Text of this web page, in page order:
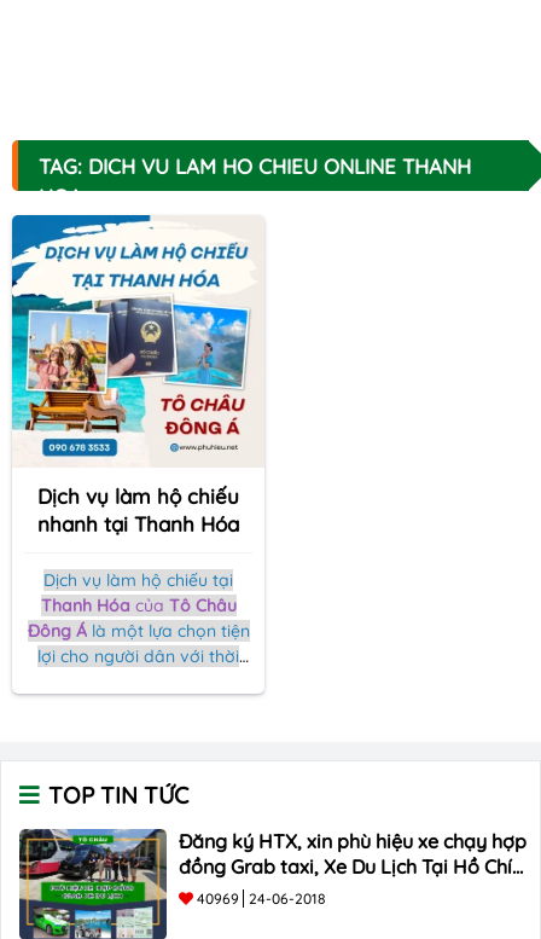
TAG: DICH VU LAM HO CHIEU ONLINE THANH
HOA
Dịch vụ làm hộ chiếu
nhanh tại Thanh Hóa
Dịch vụ làm hộ chiếu tại
Thanh Hóa của Tô Châu
Đông Álà một lựa chọn tiện
lợi cho người dân với thời
nơi bạn có thể dễ dàng thực
hiện các thủ tục làm hộ
chiếu một cách hiệu quả.
TOP TIN TỨC
Đăng ký HTX, xin phù hiệu xe chạy hợp
đồng Grab taxi, Xe Du Lịch Tại Hồ Chí
Minh Giá Rẻ
40969 24-06-2018